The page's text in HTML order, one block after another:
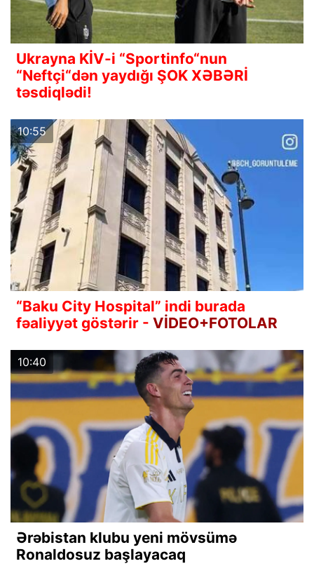
Ukrayna KİV-i “Sportinfo“nun
“Neftçi“dən yaydığı ŞOK XƏBƏRİ
təsdiqlədi!
10:55
“Baku City Hospital” indi burada
fəaliyyət göstərir - VİDEO+FOTOLAR
10:40
Ərəbistan klubu yeni mövsümə
Ronaldosuz başlayacaq